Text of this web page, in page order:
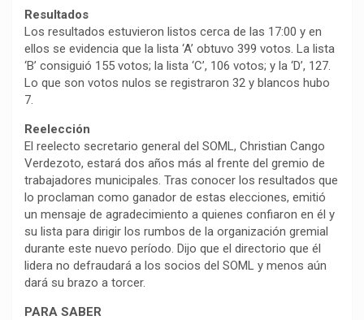
Resultados
Los resultados estuvieron listos cerca de las 17:00 y en
ellos se evidencia que la lista ‘A’ obtuvo 399 votos. La lista
‘B’ consiguió 155 votos; la lista ‘C’, 106 votos; y la ‘D’, 127.
Lo que son votos nulos se registraron 32 y blancos hubo
7.
Reelección
El reelecto secretario general del SOML, Christian Cango
Verdezoto, estará dos años más al frente del gremio de
trabajadores municipales. Tras conocer los resultados que
lo proclaman como ganador de estas elecciones, emitió
un mensaje de agradecimiento a quienes confiaron en él y
su lista para dirigir los rumbos de la organización gremial
durante este nuevo período. Dijo que el directorio que él
lidera no defraudará a los socios del SOML y menos aún
dará su brazo a torcer.
PARA SABER